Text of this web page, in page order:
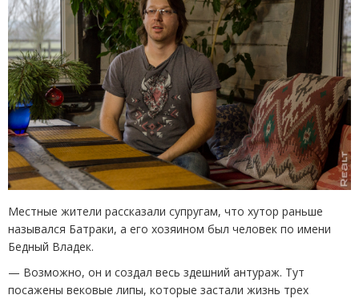
Местные жители рассказали супругам, что хутор раньше
назывался Батраки, а его хозяином был человек по имени
Бедный Владек.
— Возможно, он и создал весь здешний антураж. Тут
посажены вековые липы, которые застали жизнь трех